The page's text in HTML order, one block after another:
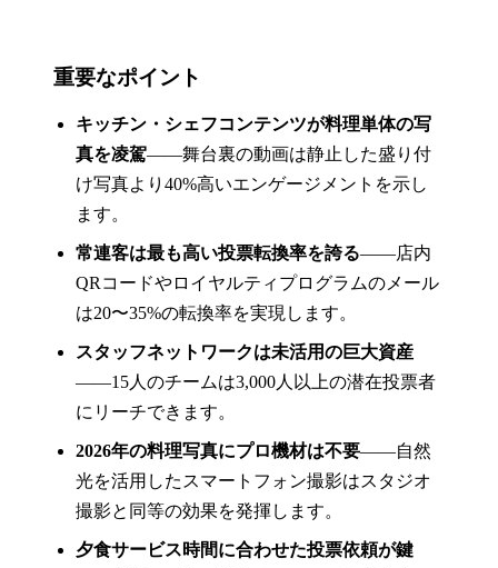
重要なポイント
キッチン・シェフコンテンツが料理単体の写
真を凌駕——舞台裏の動画は静止した盛り付
け写真より40%高いエンゲージメントを示し
ます。
常連客は最も高い投票転換率を誇る——店内
QRコードやロイヤルティプログラムのメール
は20〜35%の転換率を実現します。
スタッフネットワークは未活用の巨大資産
——15人のチームは3,000人以上の潜在投票者
にリーチできます。
2026年の料理写真にプロ機材は不要——自然
光を活用したスマートフォン撮影はスタジオ
撮影と同等の効果を発揮します。
夕食サービス時間に合わせた投票依頼が鍵